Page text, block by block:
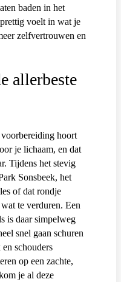
baden in het
voelt in wat je
zelfvertrouwen en
allerbeste
hoort
je lichaam, en dat
Tijdens het stevig
Sonsbeek, het
of dat rondje
te verduren. Een
is daar simpelweg
snel gaan schuren
schouders
op een zachte,
je al deze